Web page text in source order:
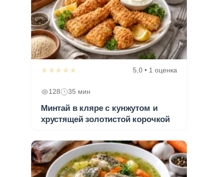
★★★★★ 5,0 • 1 оценка
128 35 мин
Минтай в кляре с кунжутом и
хрустящей золотистой корочкой